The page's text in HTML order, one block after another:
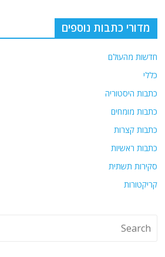
מדורי כתבות נוספים
חדשות מהעולם
כללי
כתבות היסטוריה
כתבות מומחים
כתבות קצרות
כתבות ראשיות
סקירות תשתית
קריקטורות